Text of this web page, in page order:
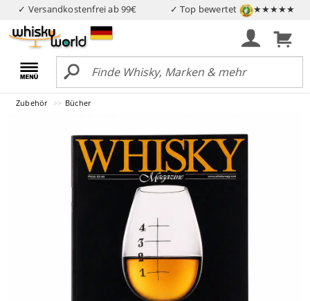
✓ Versandkostenfrei ab 99€ ✓ Top bewertet ★★★★★
Zubehör Bücher